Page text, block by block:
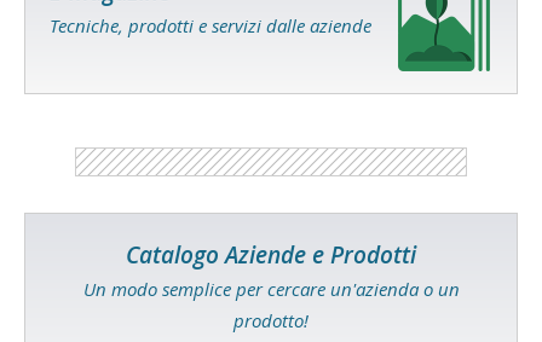
Tecniche, prodotti e servizi dalle aziende
Catalogo Aziende e Prodotti
Un modo semplice per cercare un'azienda o un
prodotto!